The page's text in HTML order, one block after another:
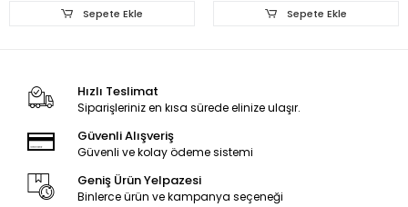
Sepete Ekle Sepete Ekle
Hızlı Teslimat
Siparişleriniz en kısa sürede elinize ulaşır.
Güvenli Alışveriş
Güvenli ve kolay ödeme sistemi
Geniş Ürün Yelpazesi
Binlerce ürün ve kampanya seçeneği